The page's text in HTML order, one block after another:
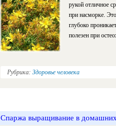
рукой отличное
при насморке.
глубоко
полезен при
Рубрика: Здоровье человека
Спаржа выращивание в